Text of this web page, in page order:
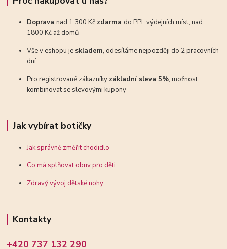
Dopravanad 1 300 Kč zdarma do PPL výdejních míst, nad
1800 Kč až domů
Vše v eshopu je skladem, odesíláme nejpozději do 2 pracovních
dní
Pro registrované zákazníky základní sleva 5%, možnost
kombinovat se slevovými kupony
Jak vybírat botičky
Jak správně změřit chodidlo
Co má splňovat obuv pro děti
Zdravý vývoj dětské nohy
Kontakty
+420 737 132 290